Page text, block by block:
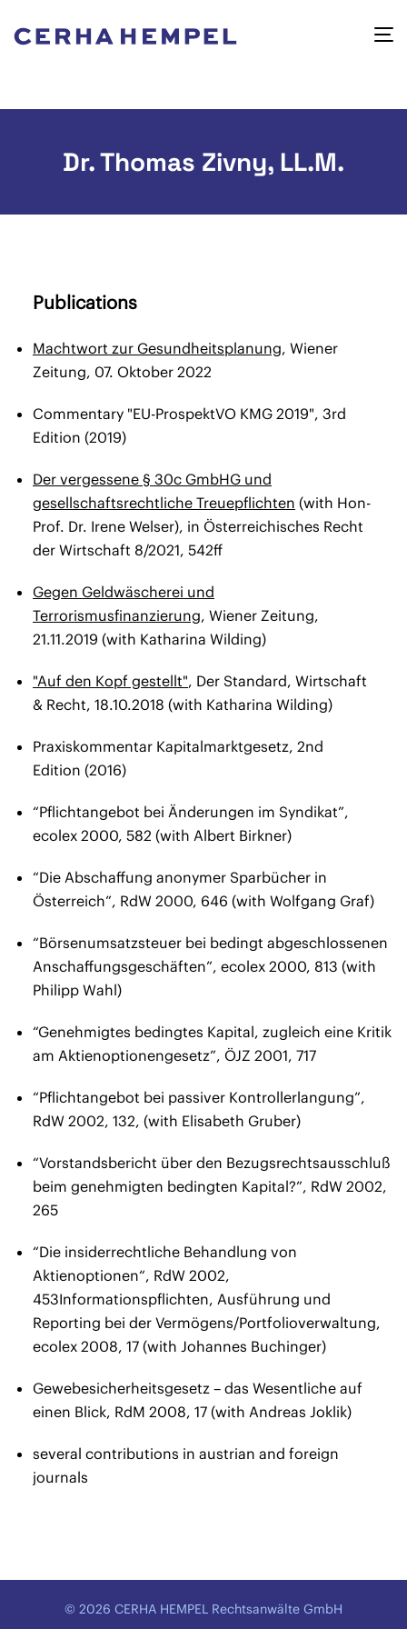
Dr. Thomas Zivny, LL.M.
Publications
Machtwort zur Gesundheitsplanung, Wiener
Zeitung, 07. Oktober 2022
Commentary "EU-ProspektVO KMG 2019", 3rd
Edition (2019)
Der vergessene § 30c GmbHG und
gesellschaftsrechtliche Treuepflichten (with Hon-
Prof. Dr. Irene Welser), in Österreichisches Recht
der Wirtschaft 8/2021, 542ff
Gegen Geldwäscherei und
Terrorismusfinanzierung, Wiener Zeitung,
21.11.2019 (with Katharina Wilding)
"Auf den Kopf gestellt", Der Standard, Wirtschaft
& Recht, 18.10.2018 (with Katharina Wilding)
Praxiskommentar Kapitalmarktgesetz, 2nd
Edition (2016)
“Pflichtangebot bei Änderungen im Syndikat”,
ecolex 2000, 582 (with Albert Birkner)
“Die Abschaffung anonymer Sparbücher in
Österreich”, RdW 2000, 646 (with Wolfgang Graf)
“Börsenumsatzsteuer bei bedingt abgeschlossenen
Anschaffungsgeschäften”, ecolex 2000, 813 (with
Philipp Wahl)
“Genehmigtes bedingtes Kapital, zugleich eine Kritik
am Aktienoptionengesetz”, ÖJZ 2001, 717
“Pflichtangebot bei passiver Kontrollerlangung”,
RdW 2002, 132, (with Elisabeth Gruber)
“Vorstandsbericht über den Bezugsrechtsausschluß
beim genehmigten bedingten Kapital?”, RdW 2002,
265
“Die insiderrechtliche Behandlung von
Aktienoptionen“, RdW 2002,
453Informationspflichten, Ausführung und
Reporting bei der Vermögens/Portfolioverwaltung,
ecolex 2008, 17 (with Johannes Buchinger)
Gewebesicherheitsgesetz – das Wesentliche auf
einen Blick, RdM 2008, 17 (with Andreas Joklik)
several contributions in austrian and foreign
journals
© 2026 CERHA HEMPEL Rechtsanwälte GmbH